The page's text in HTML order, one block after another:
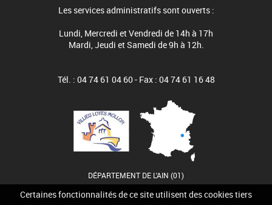
Certaines fonctionnalités de ce site utilisent des cookies tiers
Les services administratifs sont ouverts :
Lundi, Mercredi et Vendredi de 14h à 17h
Mardi, Jeudi et Samedi de 9h à 12h.
Tél. : 04 74 61 04 60 - Fax : 04 74 61 16 48
DÉPARTEMENT DE L'AIN (01)